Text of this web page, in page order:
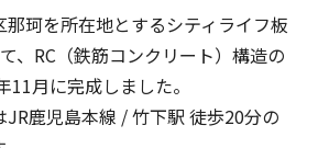
珂を所在地とするシティライフ板
、RC（鉄筋コンクリート）構造の
月に完成しました。
鹿児島本線 / 竹下駅 徒歩20分の